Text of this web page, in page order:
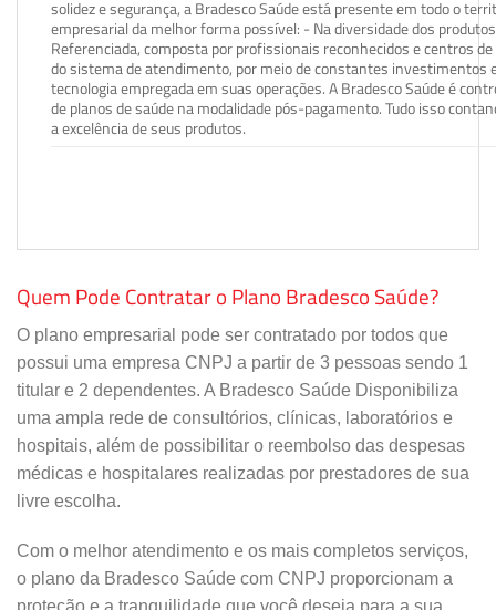
solidez e segurança, a Bradesco Saúde está presente em todo o
empresarial da melhor forma possível: - Na diversidade dos
Referenciada, composta por profissionais reconhecidos e centros
do sistema de atendimento, por meio de constantes investimentos
tecnologia empregada em suas operações. A Bradesco Saúde é
de planos de saúde na modalidade pós-pagamento. Tudo isso
a excelência de seus produtos.
Quem Pode Contratar o Plano Bradesco Saúde?
O plano empresarial pode ser contratado por todos que
possui uma empresa CNPJ a partir de 3 pessoas sendo 1
titular e 2 dependentes. A Bradesco Saúde Disponibiliza
uma ampla rede de consultórios, clínicas, laboratórios e
hospitais, além de possibilitar o reembolso das despesas
médicas e hospitalares realizadas por prestadores de sua
livre escolha.
Com o melhor atendimento e os mais completos serviços,
o plano da Bradesco Saúde com CNPJ proporcionam a